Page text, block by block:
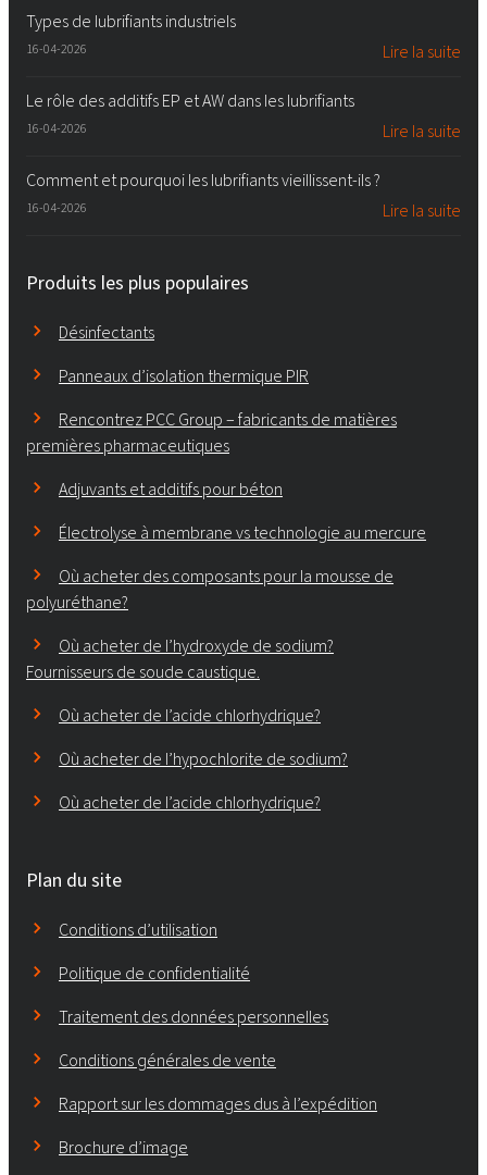
Types de lubrifiants industriels
16-04-2026 Lire la suite
Le rôle des additifs EP et AW dans les lubrifiants
16-04-2026 Lire la suite
Comment et pourquoi les lubrifiants vieillissent-ils ?
16-04-2026 Lire la suite
Produits les plus populaires
Désinfectants
Panneaux d’isolation thermique PIR
Rencontrez PCC Group – fabricants de matières
premières pharmaceutiques
Adjuvants et additifs pour béton
Électrolyse à membrane vs technologie au mercure
Où acheter des composants pour la mousse de
polyuréthane?
Où acheter de l’hydroxyde de sodium?
Fournisseurs de soude caustique.
Où acheter de l’acide chlorhydrique?
Où acheter de l’hypochlorite de sodium?
Où acheter de l’acide chlorhydrique?
Plan du site
Conditions d’utilisation
Politique de confidentialité
Traitement des données personnelles
Conditions générales de vente
Rapport sur les dommages dus à l’expédition
Brochure d’image